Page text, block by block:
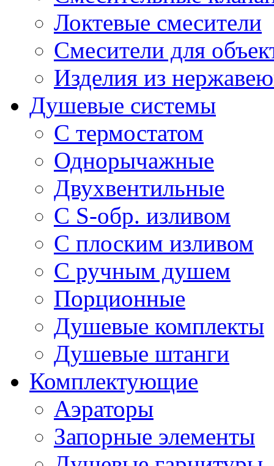
Локтевые смесители
Смесители для
Изделия из
Душевые системы
С термостатом
Однорычажные
Двухвентильные
С S-обр. изливом
С плоским изливом
С ручным душем
Порционные
Душевые комплекты
Душевые штанги
Комплектующие
Аэраторы
Запорные элементы